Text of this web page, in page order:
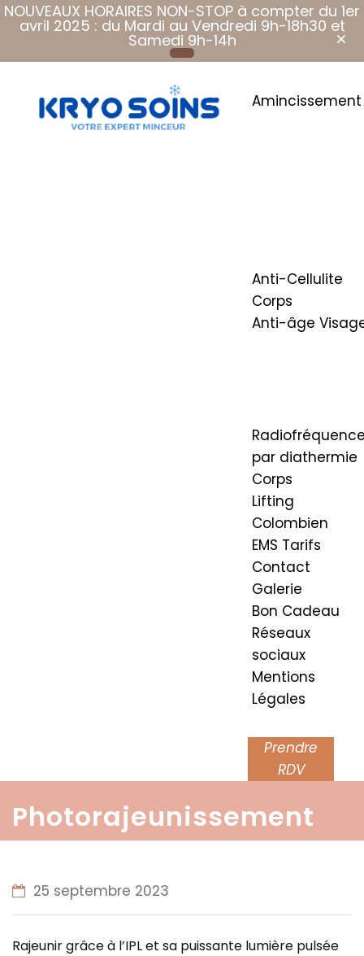
NOUVEAUX HORAIRES NON-STOP à compter du 1er
avril 2025 : du Mardi au Vendredi 9h-18h30 et
Samedi 9h-14h
Amincissement
Anti-Cellulite
Corps
Anti-âge
par diathermie
Corps
Lifting
Colombien
EMS Tarifs
Contact
Galerie
Bon Cadeau
Réseaux
sociaux
Mentions
Légales
Prendre
RDV
Photorajeunissement
25 septembre 2023
Rajeunir grâce à l’IPL et sa puissante lumière pulsée